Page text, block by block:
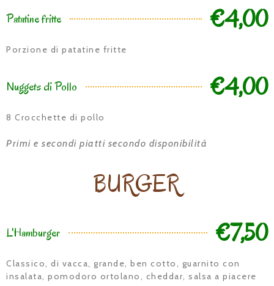
Patatine fritte €4,00
Porzione di patatine fritte
Nuggets di Pollo €4,00
8 Crocchette di pollo
Primi e secondi piatti secondo disponibilità
BURGER
L'Hamburger €7,50
Classico, di vacca, grande, ben cotto, guarnito con
insalata, pomodoro ortolano, cheddar, salsa a piacere